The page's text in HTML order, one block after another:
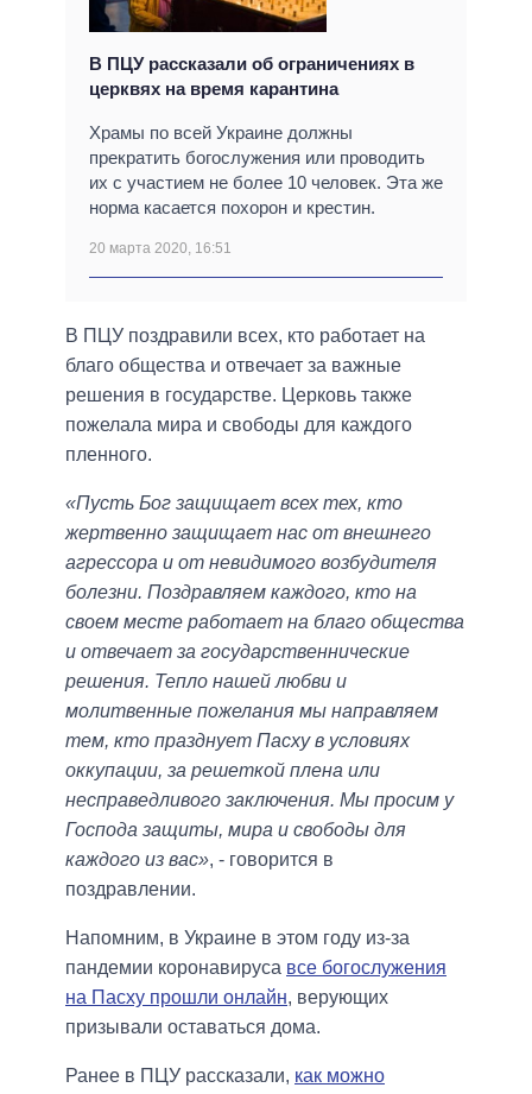
В ПЦУ рассказали об ограничениях в
церквях на время карантина
Храмы по всей Украине должны
прекратить богослужения или проводить
их с участием не более 10 человек. Эта же
норма касается похорон и крестин.
20 марта 2020, 16:51
В ПЦУ поздравили всех, кто работает на
благо общества и отвечает за важные
решения в государстве. Церковь также
пожелала мира и свободы для каждого
пленного.
«Пусть Бог защищает всех тех, кто
жертвенно защищает нас от внешнего
агрессора и от невидимого возбудителя
болезни. Поздравляем каждого, кто на
своем месте работает на благо общества
и отвечает за государственнические
решения. Тепло нашей любви и
молитвенные пожелания мы направляем
тем, кто празднует Пасху в условиях
оккупации, за решеткой плена или
несправедливого заключения. Мы просим у
Господа защиты, мира и свободы для
каждого из вас», - говорится в
поздравлении.
Напомним, в Украине в этом году из-за
пандемии коронавируса все богослужения
на Пасху прошли онлайн, верующих
призывали оставаться дома.
Ранее в ПЦУ рассказали, как можно